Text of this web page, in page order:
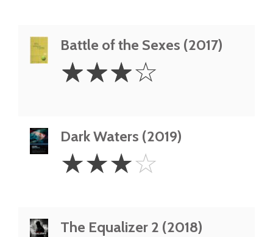
Battle of the Sexes (2017)
Stars
☆☆☆☆
Dark Waters (2019)
Stars
☆☆☆☆
The Equalizer 2 (2018)